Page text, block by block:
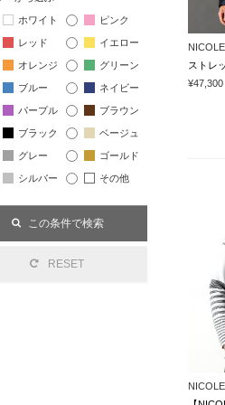
¥47,300
ホワイト ピンク
レッド イエロー
オレンジ グリーン
ブルー ネイビー
パープル ブラウン
ブラック ベージュ
グレー ゴールド
シルバー その他